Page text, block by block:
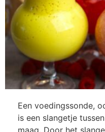
Een voedingssonde,
is een slangetje